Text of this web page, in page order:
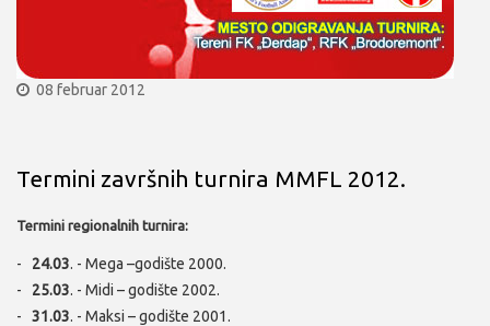
08 februar 2012
Termini završnih turnira MMFL 2012.
Termini regionalnih turnira:
- 24.03. - Mega –godište 2000.
- 25.03. - Midi – godište 2002.
- 31.03. - Maksi – godište 2001.